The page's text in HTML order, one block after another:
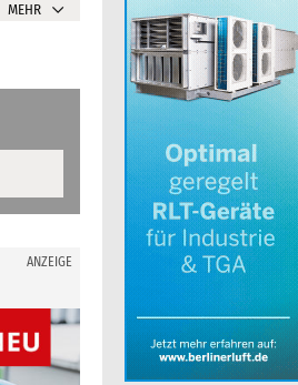
MEHR
ANZEIGE